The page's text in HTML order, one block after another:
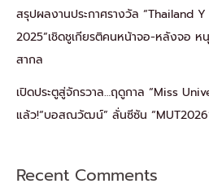
สรุปผลงานประกาศรางวัล “Thailand
2025”เชิดชูเกียรติคนหน้าจอ-หลังจอ ห
สากล
เปิดประตูสู่จักรวาล…ฤดูกาล “Miss
แล้ว!“บอสณวัฒน์” ลั่นซีซัน
Recent Comments